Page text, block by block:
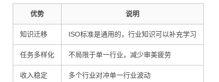
优势 说明
知识迁移 ISO标准是通用的，行业知识可以补充学习
任务多样化 不局限于单一行业，减少审美疲劳
收入稳定 多个行业对冲单一行业波动